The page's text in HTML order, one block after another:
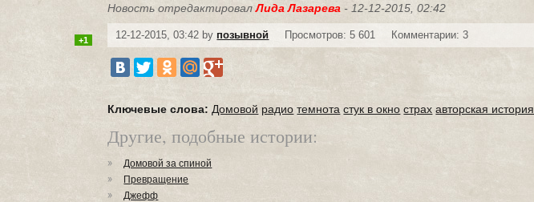
Новость отредактировалЛида Лазарева - 12-12-2015, 02:42
12-12-2015, 03:42 byпозывной Просмотров: 5 601 Комментарии: 3
+1
Ключевые слова: Домовой радио темнота стук в окно страх авторская история
Другие, подобные истории:
Домовой за спиной
Превращение
Джефф